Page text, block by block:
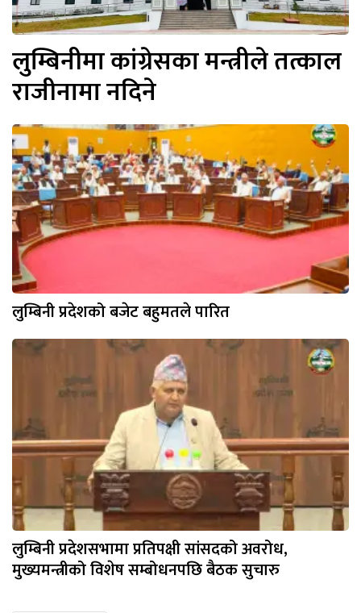
लुम्बिनीमा कांग्रेसका मन्त्रीले तत्काल
राजीनामा नदिने
लुम्बिनी प्रदेशको बजेट बहुमतले पारित
लुम्बिनी प्रदेशसभामा प्रतिपक्षी सांसदको अवरोध,
मुख्यमन्त्रीको विशेष सम्बोधनपछि बैठक सुचारु